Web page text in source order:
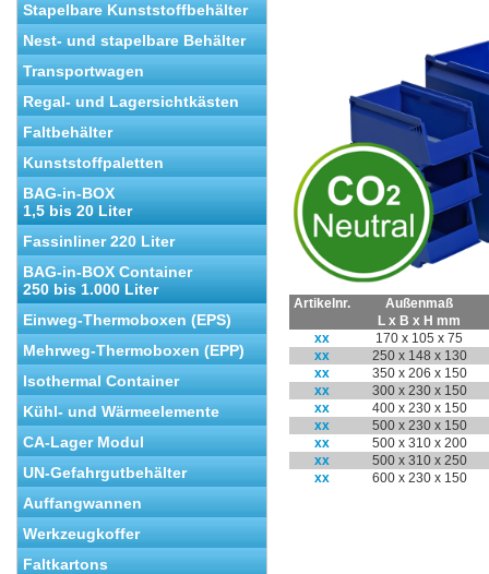
Stapelbare Kunststoffbehälter
Nest- und stapelbare Behälter
Transportwagen
Regal- und Lagersichtkästen
Faltbehälter
Kunststoffpaletten
BAG-in-BOX
1,5 bis 20 Liter
Fassinliner 220 Liter
BAG-in-BOX Container
250 bis 1.000 Liter
Einweg-Thermoboxen (EPS)
Mehrweg-Thermoboxen (EPP)
Isothermal Container
Kühl- und Wärmeelemente
CA-Lager Modul
UN-Gefahrgutbehälter
Auffangwannen
Werkzeugkoffer
Faltkartons
Artikelnr.
Außenmaß
L x B x H mm
xx
170 x 105 x 75
xx
250 x 148 x 130
xx
350 x 206 x 150
xx
300 x 230 x 150
xx
400 x 230 x 150
xx
500 x 230 x 150
xx
500 x 310 x 200
xx
500 x 310 x 250
xx
600 x 230 x 150